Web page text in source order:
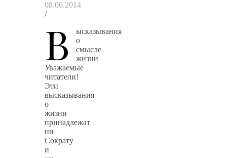
08.06.2014
/
В
ысказывания
о
смысле
жизни
Уважаемые
читатели!
Эти
высказывания
о
жизни
принадлежат
ни
Сократу
и